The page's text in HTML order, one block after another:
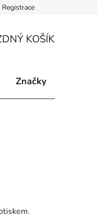
Registrace
KOŠÍK
Značky